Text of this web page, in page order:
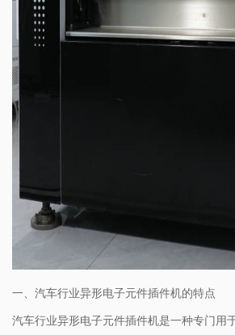
一、汽车行业异形电子元件插件机的特点
汽车行业异形电子元件插件机是一种专门用